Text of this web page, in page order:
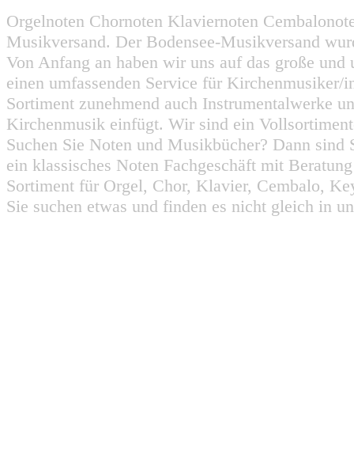
Orgelnoten Chornoten Klaviernoten
Musikversand. Der Bodensee-Musikversand
Von Anfang an haben wir uns auf das große
einen umfassenden Service für
Sortiment zunehmend auch Instrumentalwerke
Kirchenmusik einfügt. Wir sind ein
Suchen Sie Noten und Musikbücher? Dann
ein klassisches Noten Fachgeschäft mit
Sortiment für Orgel, Chor, Klavier, Cembalo,
Sie suchen etwas und finden es nicht gleich in